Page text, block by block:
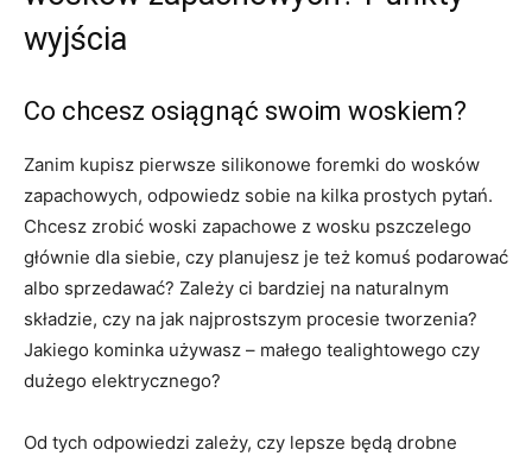
wyjścia
Co chcesz osiągnąć swoim woskiem?
Zanim kupisz pierwsze silikonowe foremki do wosków
zapachowych, odpowiedz sobie na kilka prostych pytań.
Chcesz zrobić woski zapachowe z wosku pszczelego
głównie dla siebie, czy planujesz je też komuś podarować
albo sprzedawać? Zależy ci bardziej na naturalnym
składzie, czy na jak najprostszym procesie tworzenia?
Jakiego kominka używasz – małego tealightowego czy
dużego elektrycznego?
Od tych odpowiedzi zależy, czy lepsze będą drobne